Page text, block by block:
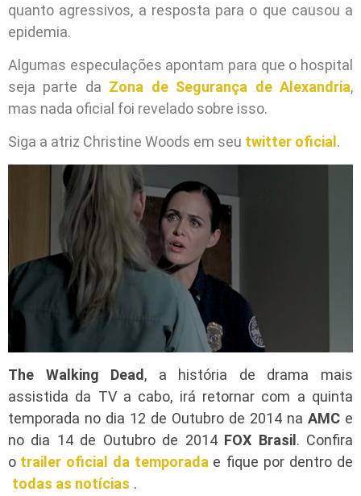
quanto agressivos, a resposta para o que causou a
epidemia.
Algumas especulações apontam para que o hospital
seja parte da Zona de Segurança de Alexandria,
mas nada oficial foi revelado sobre isso.
Siga a atriz Christine Woods em seu twitter oficial .
The Walking Dead , a história de drama mais
assistida da TV a cabo, irá retornar com a quinta
temporada no dia 12 de Outubro de 2014 na AMC e
no dia 14 de Outubro de 2014 FOX Brasil . Confira
o trailer oficial da temporada e fique por dentro de
todas as notícias .